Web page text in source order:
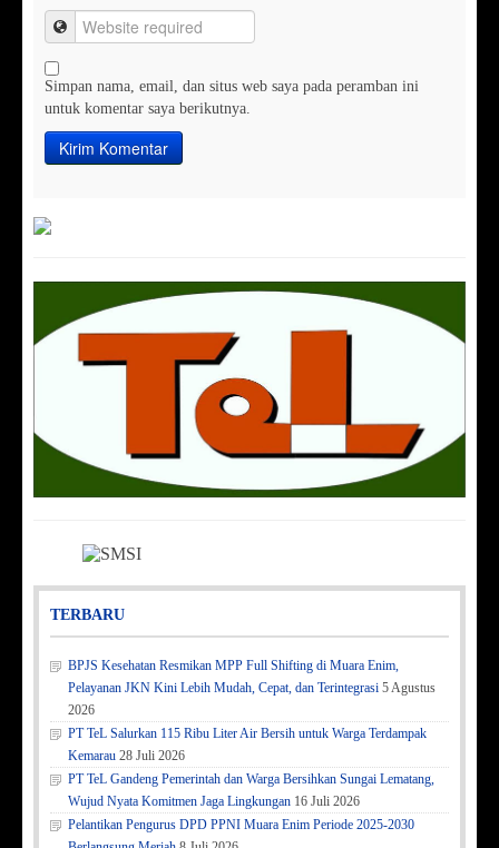
Simpan nama, email, dan situs web saya pada peramban ini
untuk komentar saya berikutnya.
TERBARU
BPJS Kesehatan Resmikan MPP Full Shifting di Muara Enim,
Pelayanan JKN Kini Lebih Mudah, Cepat, dan Terintegrasi 5 Agustus
2026
PT TeL Salurkan 115 Ribu Liter Air Bersih untuk Warga Terdampak
Kemarau 28 Juli 2026
PT TeL Gandeng Pemerintah dan Warga Bersihkan Sungai Lematang,
Wujud Nyata Komitmen Jaga Lingkungan 16 Juli 2026
Pelantikan Pengurus DPD PPNI Muara Enim Periode 2025-2030